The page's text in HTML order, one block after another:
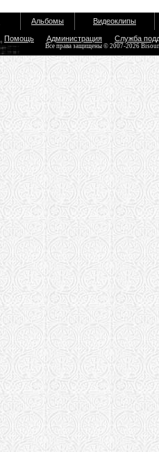
Альбомы Видеоклипы
Помощь Администрация Служба
Все права защищены © 2007-2026